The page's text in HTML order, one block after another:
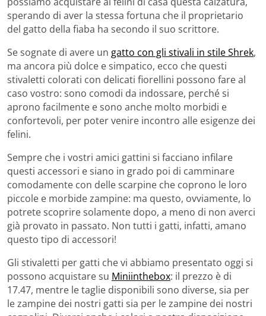
sperando di aver la stessa fortuna che il proprietario
del gatto della fiaba ha secondo il suo scrittore.
Se sognate di avere un gatto con gli stivali in stile Shrek,
ma ancora più dolce e simpatico, ecco che questi
stivaletti colorati con delicati fiorellini possono fare al
caso vostro: sono comodi da indossare, perché si
aprono facilmente e sono anche molto morbidi e
confortevoli, per poter venire incontro alle esigenze dei
felini.
Sempre che i vostri amici gattini si facciano infilare
questi accessori e siano in grado poi di camminare
comodamente con delle scarpine che coprono le loro
piccole e morbide zampine: ma questo, ovviamente, lo
potrete scoprire solamente dopo, a meno di non averci
già provato in passato. Non tutti i gatti, infatti, amano
questo tipo di accessori!
Gli stivaletti per gatti che vi abbiamo presentato oggi si
possono acquistare su Miniinthebox: il prezzo è di
17.47, mentre le taglie disponibili sono diverse, sia per
le zampine dei nostri gatti sia per le zampine dei nostri